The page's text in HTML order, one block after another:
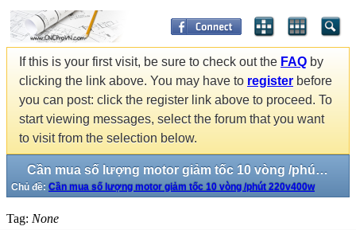
If this is your first visit, be sure to check out the FAQ by
clicking the link above. You may have to register before
you can post: click the register link above to proceed. To
start viewing messages, select the forum that you want
to visit from the selection below.
Cần mua số lượng motor giảm tốc 10 vòng /phút 220v400w
Chủ đề: Cần mua số lượng motor giảm tốc 10 vòng /phút 220v400w
Tag: None